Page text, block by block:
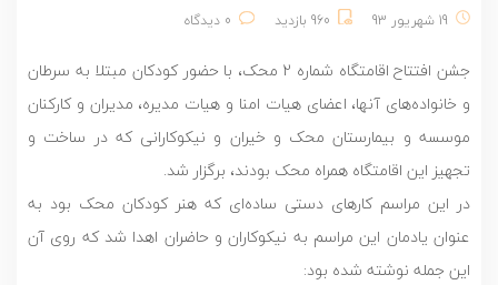
19 شهریور 93 960 بازدید 0 دیدگاه
جشن افتتاح اقامتگاه شماره 2 محک، با حضور کودکان مبتلا به سرطان
و خانواده‌های آنها، اعضای هیات امنا و هیات مدیره‏، مدیران و کارکنان
موسسه و بیمارستان محک و خیران و نیکوکارانی که در ساخت و
تجهیز این اقامتگاه همراه محک بودند، برگزار شد.
در این مراسم کارهای دستی ساده‌ای که هنر کودکان محک بود به
عنوان یادمان این مراسم به نیکوکاران و حاضران اهدا شد که روی آن
این جمله نوشته شده بود: